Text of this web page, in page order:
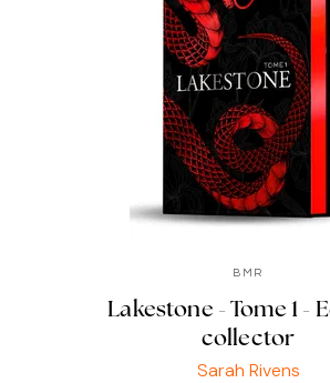
BMR
Lakestone - Tome 1 -
collector
Sarah Rivens